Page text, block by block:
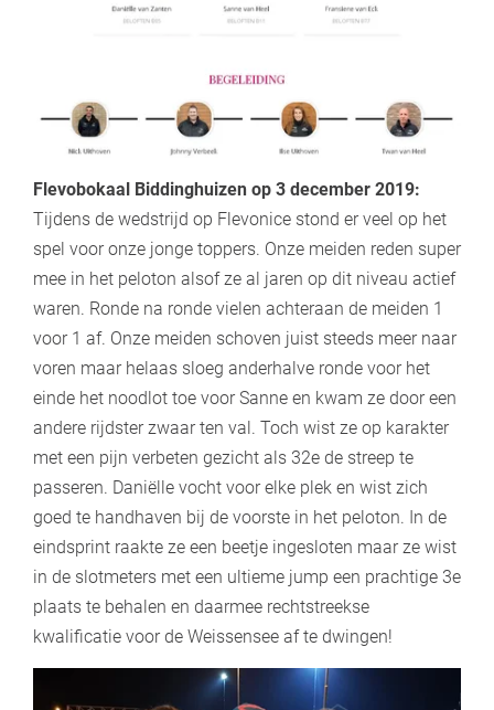
Flevobokaal Biddinghuizen op 3 december 2019:
Tijdens de wedstrijd op Flevonice stond er veel op het
spel voor onze jonge toppers. Onze meiden reden super
mee in het peloton alsof ze al jaren op dit niveau actief
waren. Ronde na ronde vielen achteraan de meiden 1
voor 1 af. Onze meiden schoven juist steeds meer naar
voren maar helaas sloeg anderhalve ronde voor het
einde het noodlot toe voor Sanne en kwam ze door een
andere rijdster zwaar ten val. Toch wist ze op karakter
met een pijn verbeten gezicht als 32e de streep te
passeren. Daniëlle vocht voor elke plek en wist zich
goed te handhaven bij de voorste in het peloton. In de
eindsprint raakte ze een beetje ingesloten maar ze wist
in de slotmeters met een ultieme jump een prachtige 3e
plaats te behalen en daarmee rechtstreekse
kwalificatie voor de Weissensee af te dwingen!